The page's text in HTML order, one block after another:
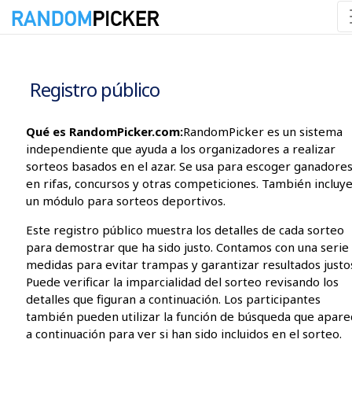
Registro público
Qué es RandomPicker.com:RandomPicker es un sistema
independiente que ayuda a los organizadores a realizar
sorteos basados en el azar. Se usa para escoger ganadores
en rifas, concursos y otras competiciones. También incluye
un módulo para sorteos deportivos.
Este registro público muestra los detalles de cada sorteo
para demostrar que ha sido justo. Contamos con una serie
medidas para evitar trampas y garantizar resultados
Puede verificar la imparcialidad del sorteo revisando los
detalles que figuran a continuación. Los participantes
también pueden utilizar la función de búsqueda que
a continuación para ver si han sido incluidos en el sorteo.